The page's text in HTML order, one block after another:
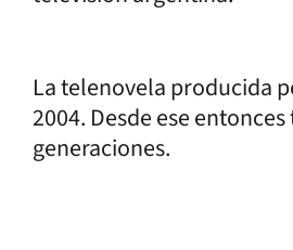
La telenovela producida
2004. Desde ese
generaciones.